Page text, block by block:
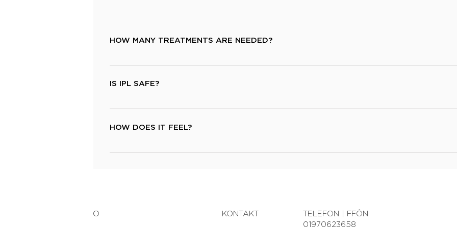
HOW MANY TREATMENTS ARE NEEDED?
IS IPL SAFE?
HOW DOES IT FEEL?
O KONTAKT
TELEFON | FFÔN
01970623658